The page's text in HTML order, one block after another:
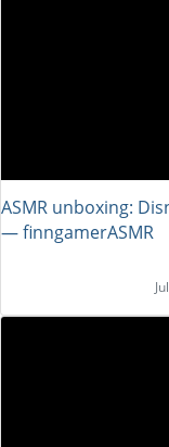
ASMR unboxing:
― finngamerASMR